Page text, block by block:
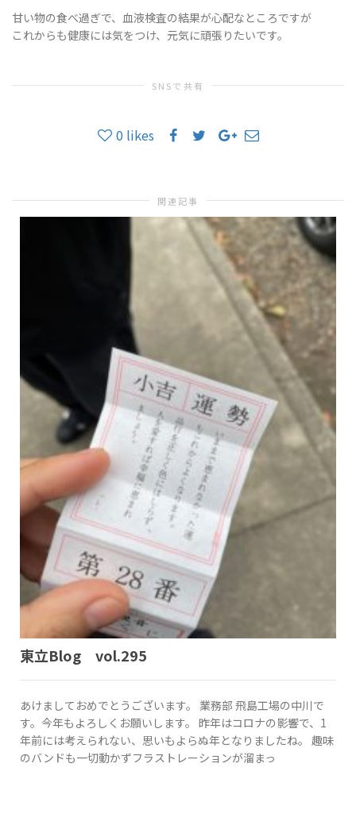
甘い物の食べ過ぎで、血液検査の結果が心配なところですが
これからも健康には気をつけ、元気に頑張りたいです。
SNSで共有
0 likes
関連記事
東立Blog vol.295
あけましておめでとうございます。 業務部 飛島工場の中川で
す。今年もよろしくお願いします。 昨年はコロナの影響で、1
年前には考えられない、思いもよらぬ年となりましたね。 趣味
のバンドも一切動かずフラストレーションが溜まっ